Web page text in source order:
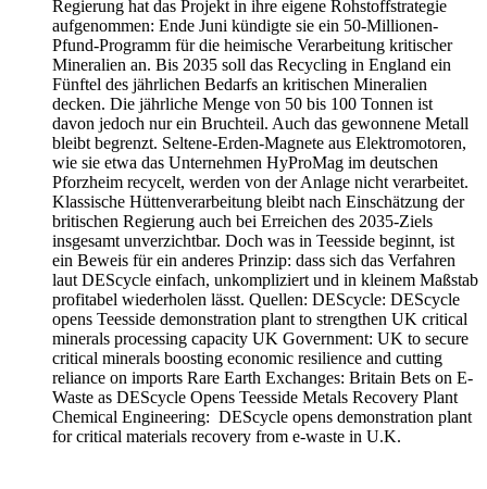
Regierung hat das Projekt in ihre eigene Rohstoffstrategie
aufgenommen: Ende Juni kündigte sie ein 50-Millionen-
Pfund-Programm für die heimische Verarbeitung kritischer
Mineralien an. Bis 2035 soll das Recycling in England ein
Fünftel des jährlichen Bedarfs an kritischen Mineralien
decken. Die jährliche Menge von 50 bis 100 Tonnen ist
davon jedoch nur ein Bruchteil. Auch das gewonnene Metall
bleibt begrenzt. Seltene-Erden-Magnete aus Elektromotoren,
wie sie etwa das Unternehmen HyProMag im deutschen
Pforzheim recycelt, werden von der Anlage nicht verarbeitet.
Klassische Hüttenverarbeitung bleibt nach Einschätzung der
britischen Regierung auch bei Erreichen des 2035-Ziels
insgesamt unverzichtbar. Doch was in Teesside beginnt, ist
ein Beweis für ein anderes Prinzip: dass sich das Verfahren
laut DEScycle einfach, unkompliziert und in kleinem Maßstab
profitabel wiederholen lässt. Quellen: DEScycle: DEScycle
opens Teesside demonstration plant to strengthen UK critical
minerals processing capacity UK Government: UK to secure
critical minerals boosting economic resilience and cutting
reliance on imports Rare Earth Exchanges: Britain Bets on E-
Waste as DEScycle Opens Teesside Metals Recovery Plant
Chemical Engineering: DEScycle opens demonstration plant
for critical materials recovery from e-waste in U.K.